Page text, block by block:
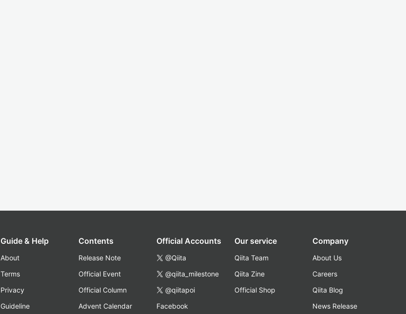
Guide & Help
About
Terms
Privacy
Guideline
Contents
Release Note
Official Event
Official Column
Advent Calendar
Official Accounts
@Qiita
@qiita_milestone
@qiitapoi
Facebook
Our service
Qiita Team
Qiita Zine
Official Shop
Company
About Us
Careers
Qiita Blog
News Release